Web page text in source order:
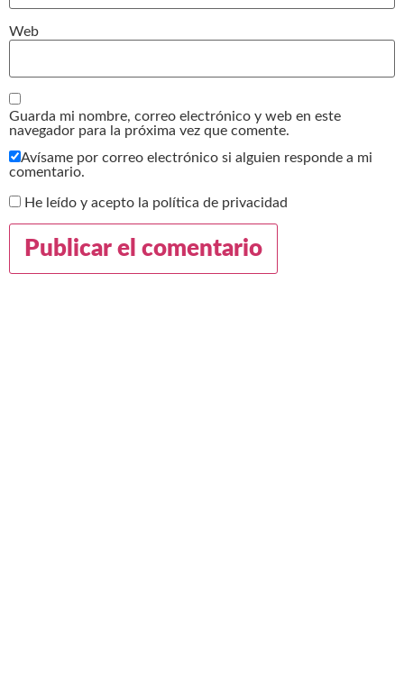
Web
Guarda mi nombre, correo electrónico y web en este
navegador para la próxima vez que comente.
Avísame por correo electrónico si alguien responde a mi
comentario.
He leído y acepto la política de privacidad